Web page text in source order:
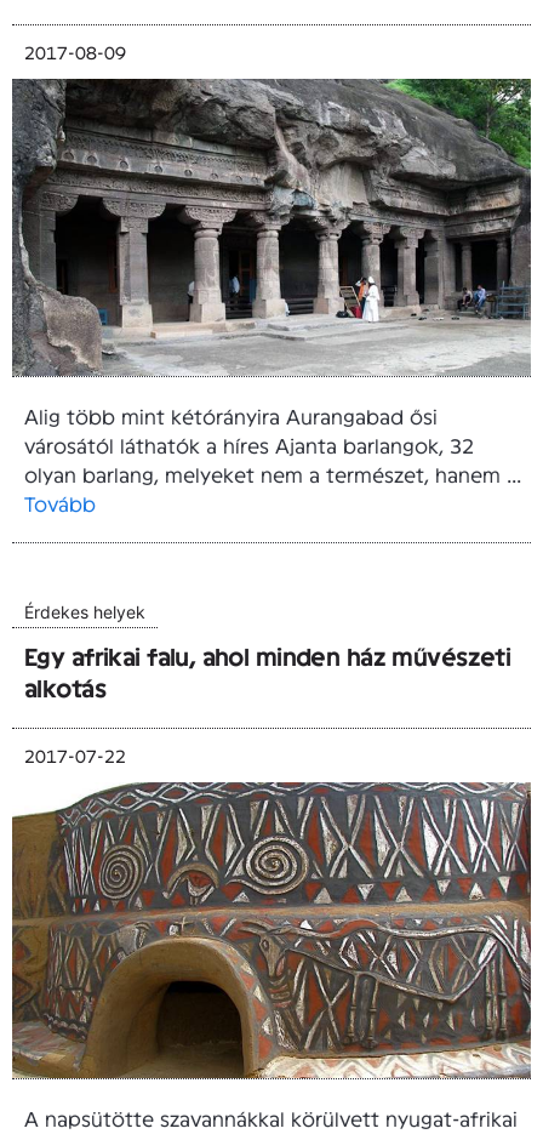
2017-08-09
Alig több mint kétórányira Aurangabad ősi
városától láthatók a híres Ajanta barlangok, 32
olyan barlang, melyeket nem a természet, hanem ...
Tovább
Érdekes helyek
Egy afrikai falu, ahol minden ház művészeti
alkotás
2017-07-22
A napsütötte szavannákkal körülvett nyugat-afrikai